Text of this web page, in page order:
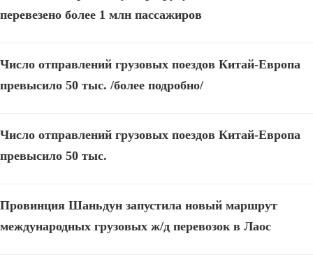
перевезено более 1 млн пассажиров
Число отправлений грузовых поездов Китай-Европа
превысило 50 тыс. /более подробно/
Число отправлений грузовых поездов Китай-Европа
превысило 50 тыс.
Провинция Шаньдун запустила новый маршрут
международных грузовых ж/д перевозок в Лаос